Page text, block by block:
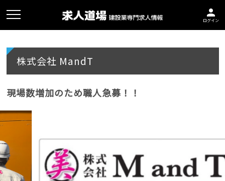
person
ログイン
株式会社 MandT
現場数増加のため職人急募！！